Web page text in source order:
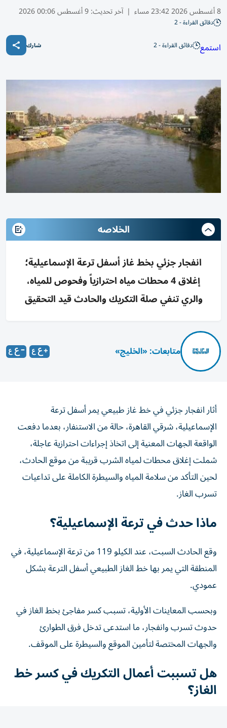
8 أغسطس 2026 23:42 مساء | آخر تحديث:9 أغسطس 00:06 2026
دقائق القراءة - 2
استمع دقائق القراءة - 2 شارك
الخلاصه
انفجار جزئي بخط غاز أسفل ترعة الإسماعيلية؛
إغلاق 4 محطات مياه احترازياً وفحوص للمياه،
والري تنفي صلة التكريك والحادث قيد التحقيق
متابعات: «الخليج»
أثار انفجار جزئي في خط غاز طبيعي يمر أسفل ترعة
الإسماعيلية، شرقي القاهرة، حالة من الاستنفار، بعدما دفعت
الواقعة الجهات المعنية إلى اتخاذ إجراءات احترازية عاجلة،
شملت إغلاق محطات لمياه الشرب قريبة من موقع الحادث،
لحين التأكد من سلامة المياه والسيطرة الكاملة على تداعيات
تسرب الغاز.
ماذا حدث في ترعة الإسماعيلية؟
المنطقة التي يمر بها خط الغاز الطبيعي أسفل الترعة بشكل
عمودي.
وبحسب المعاينات الأولية، تسبب كسر مفاجئ بخط الغاز في
حدوث تسرب وانفجار، ما استدعى تدخل فرق الطوارئ
والجهات المختصة لتأمين الموقع والسيطرة على الموقف.
هل تسببت أعمال التكريك في كسر خط
الغاز؟